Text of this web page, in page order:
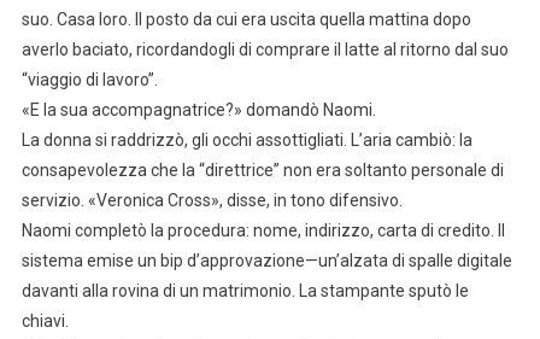
suo. Casa loro. Il posto da cui era uscita quella mattina dopo
averlo baciato, ricordandogli di comprare il latte al ritorno dal suo
“viaggio di lavoro”.
«E la sua accompagnatrice?» domandò Naomi.
La donna si raddrizzò, gli occhi assottigliati. L’aria cambiò: la
consapevolezza che la “direttrice” non era soltanto personale di
servizio. «Veronica Cross», disse, in tono difensivo.
Naomi completò la procedura: nome, indirizzo, carta di credito. Il
sistema emise un bip d’approvazione—un’alzata di spalle digitale
davanti alla rovina di un matrimonio. La stampante sputò le
chiavi.